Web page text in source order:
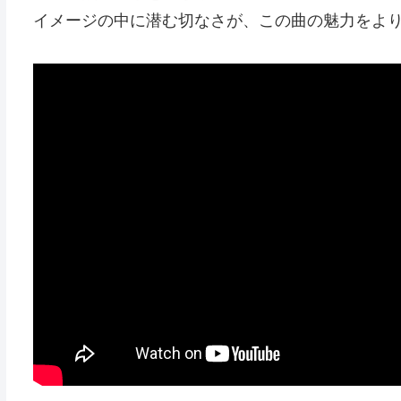
イメージの中に潜む切なさが、この曲の魅力をよ